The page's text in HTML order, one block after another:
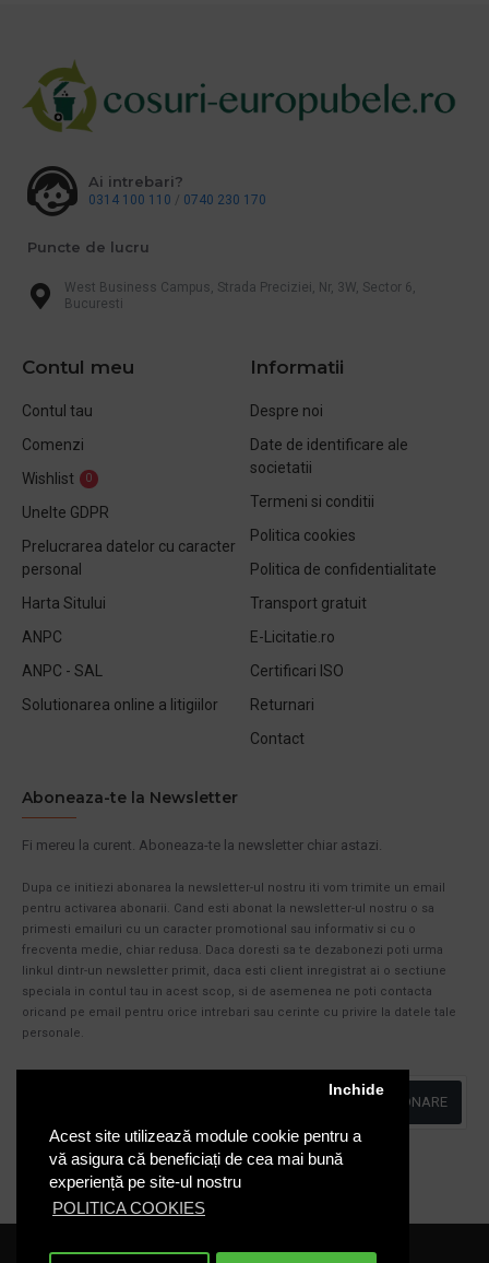
Acest site utilizează module cookie pentru a
vă asigura că beneficiați de cea mai bună
experiență pe site-ul nostru
POLITICA COOKIES
Inchide
Ai intrebari?
0314 100 110 / 0740 230 170
Puncte de lucru
West Business Campus, Strada Preciziei, Nr, 3W, Sector 6,
Bucuresti
Contul meu
Contul tau
Comenzi
Wishlist
0
Unelte GDPR
Prelucrarea datelor cu caracter
personal
Harta Sitului
ANPC
ANPC - SAL
Solutionarea online a litigiilor
Informatii
Despre noi
Date de identificare ale
societatii
Termeni si conditii
Politica cookies
Politica de confidentialitate
Transport gratuit
E-Licitatie.ro
Certificari ISO
Returnari
Contact
Aboneaza-te la Newsletter
Fi mereu la curent. Aboneaza-te la newsletter chiar astazi.
Dupa ce initiezi abonarea la newsletter-ul nostru iti vom trimite un email
pentru activarea abonarii. Cand esti abonat la newsletter-ul nostru o sa
primesti emailuri cu un caracter promotional sau informativ si cu o
frecventa medie, chiar redusa. Daca doresti sa te dezabonezi poti urma
linkul dintr-un newsletter primit, daca esti client inregistrat ai o sectiune
speciala in contul tau in acest scop, si de asemenea ne poti contacta
oricand pe email pentru orice intrebari sau cerinte cu privire la datele tale
personale.
ABONARE
Am citit şi sunt de acord cu Politica de Confidentialitate
Cosuri-Europubele.ro © 2020